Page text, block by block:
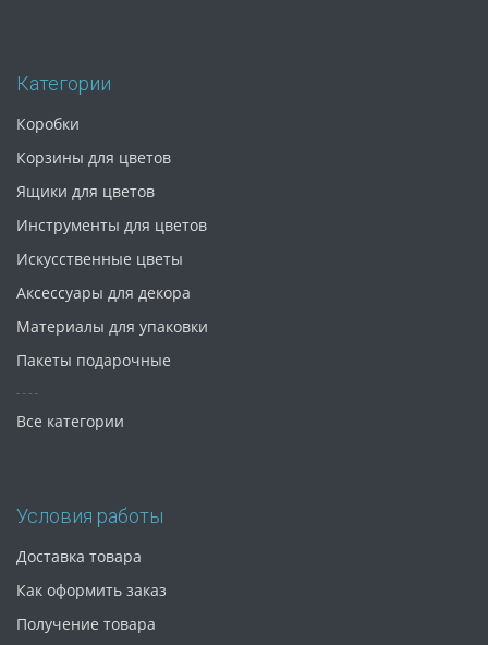
Категории
Коробки
Корзины для цветов
Ящики для цветов
Инструменты для цветов
Искусственные цветы
Аксессуары для декора
Материалы для упаковки
Пакеты подарочные
Все категории
Условия работы
Доставка товара
Как оформить заказ
Получение товара